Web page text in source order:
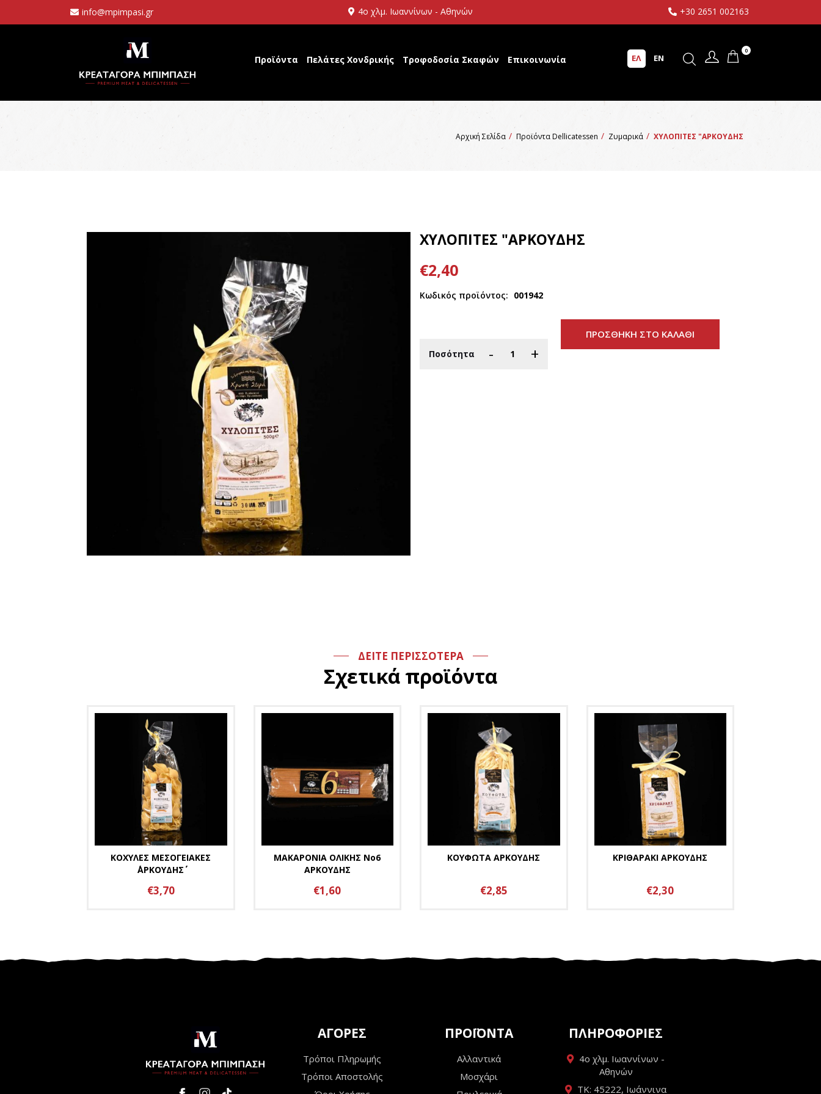
info@mpimpasi.gr 4ο χλμ. Ιωαννίνων - Αθηνών +30 2651 002163
Προϊόντα Πελάτες Χονδρικής Τροφοδοσία Σκαφών Επικοινωνία ΕΛ EN
0
Αρχική Σελίδα Προϊόντα Dellicatessen Ζυμαρικά ΧΥΛΟΠΙΤΕΣ "ΑΡΚΟΥΔΗΣ
ΧΥΛΟΠΙΤΕΣ "ΑΡΚΟΥΔΗΣ
€2,40
Κωδικός προϊόντος: 001942
Ποσότητα - +
ΔΕΙΤΕ ΠΕΡΙΣΣΟΤΕΡΑ
Σχετικά προϊόντα
ΚΟΧΥΛΕΣ ΜΕΣΟΓΕΙΑΚΕΣ
΄΄ΑΡΚΟΥΔΗΣ΄΄
€3,70
ΜΑΚΑΡΟΝΙΑ ΟΛΙΚΗΣ Νο6
ΑΡΚΟΥΔΗΣ
€1,60
ΚΟΥΦΩΤΑ ΑΡΚΟΥΔΗΣ
€2,85
ΚΡΙΘΑΡΑΚΙ ΑΡΚΟΥΔΗΣ
€2,30
ΑΓΟΡΕΣ
Τρόποι Πληρωμής
Τρόποι Αποστολής
ΠΡΟΪΟΝΤΑ
Αλλαντικά
Μοσχάρι
ΠΛΗΡΟΦΟΡΙΕΣ
4ο χλμ. Ιωαννίνων -
Αθηνών
ΤΚ: 45222, Ιωάννινα